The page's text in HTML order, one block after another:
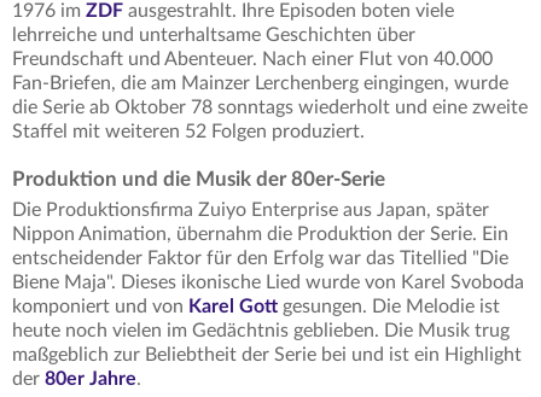
1976 im ZDF ausgestrahlt. Ihre Episoden boten viele
lehrreiche und unterhaltsame Geschichten über
Freundschaft und Abenteuer. Nach einer Flut von 40.000
Fan-Briefen, die am Mainzer Lerchenberg eingingen, wurde
die Serie ab Oktober 78 sonntags wiederholt und eine zweite
Staffel mit weiteren 52 Folgen produziert.
Produktion und die Musik der 80er-Serie
Die Produktionsfirma Zuiyo Enterprise aus Japan, später
Nippon Animation, übernahm die Produktion der Serie. Ein
entscheidender Faktor für den Erfolg war das Titellied "Die
Biene Maja". Dieses ikonische Lied wurde von Karel Svoboda
komponiert und von Karel Gott gesungen. Die Melodie ist
heute noch vielen im Gedächtnis geblieben. Die Musik trug
maßgeblich zur Beliebtheit der Serie bei und ist ein Highlight
der 80er Jahre.